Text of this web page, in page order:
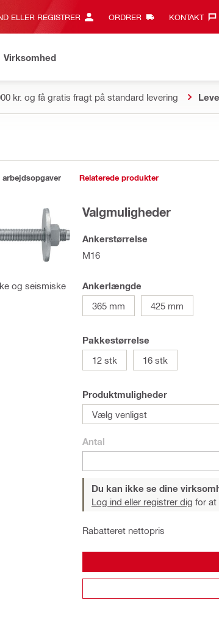
ELLER REGISTRER ORDRER KONTAKT‎
Virksomhed
kr. og få gratis fragt på standard levering
Relaterede produkter
og seismiske
Valgmuligheder
Ankerstørrelse
M16
Ankerlængde
365 mm
425 mm
Pakkestørrelse
12 stk
16 stk
Produktmuligheder
Vælg venligst
Antal
Du kan ikke se dine
Log ind eller registrer dig for at
Rabatteret nettopris